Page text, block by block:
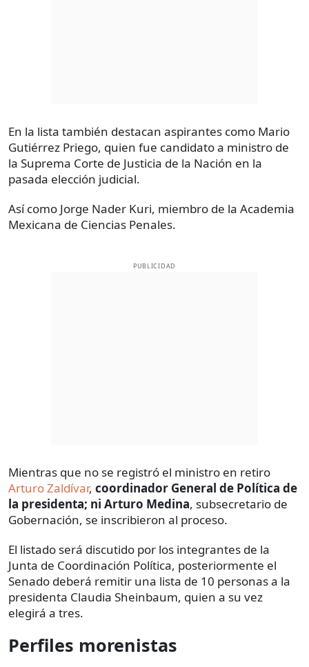
En la lista también destacan aspirantes como Mario
Gutiérrez Priego, quien fue candidato a ministro de
la Suprema Corte de Justicia de la Nación en la
pasada elección judicial.
Así como Jorge Nader Kuri, miembro de la Academia
Mexicana de Ciencias Penales.
PUBLICIDAD
Mientras que no se registró el ministro en retiro
Arturo Zaldívar, coordinador General de Política de
la presidenta; ni Arturo Medina, subsecretario de
Gobernación, se inscribieron al proceso.
El listado será discutido por los integrantes de la
Junta de Coordinación Política, posteriormente el
Senado deberá remitir una lista de 10 personas a la
presidenta Claudia Sheinbaum, quien a su vez
elegirá a tres.
Perfiles morenistas